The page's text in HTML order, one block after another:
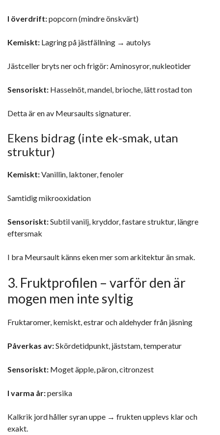
I överdrift:popcorn (mindre önskvärt)
Kemiskt: Lagring på jästfällning → autolys
Jästceller bryts ner och frigör: Aminosyror, nukleotider
Sensoriskt: Hasselnöt, mandel, brioche, lätt rostad ton
Detta är en av Meursaults signaturer.
Ekens bidrag (inte ek-smak, utan
struktur)
Kemiskt:Vanillin, laktoner, fenoler
Samtidig mikrooxidation
Sensoriskt:Subtil vanilj, kryddor, fastare struktur, längre
eftersmak
I bra Meursault känns eken mer som arkitektur än smak.
3. Fruktprofilen – varför den är
mogen men inte syltig
Fruktaromer, kemiskt, estrar och aldehyder från jäsning
Påverkas av:Skördetidpunkt, jäststam, temperatur
Sensoriskt: Moget äpple, päron, citronzest
I varma år:persika
Kalkrik jord håller syran uppe → frukten upplevs klar och
exakt.